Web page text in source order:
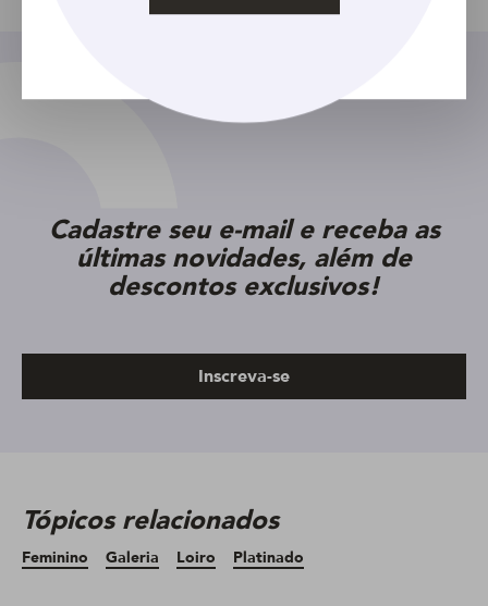
Cadastre seu e-mail e receba as
últimas novidades, além de
descontos exclusivos!
Inscreva-se
Tópicos relacionados
Feminino Galeria Loiro Platinado